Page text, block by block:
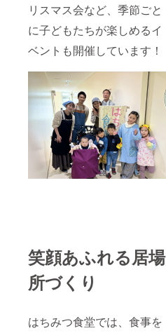
リスマス会など、季節ごと
に子どもたちが楽しめるイ
ベントも開催しています！
笑顔あふれる居場
所づくり
はちみつ食堂では、食事を